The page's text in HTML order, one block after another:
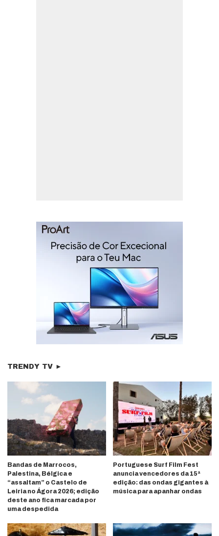
TRENDY TV ►
Bandas de Marrocos,
Palestina, Bélgica e
“assaltam” o Castelo de
Leiria no Ágora 2026; edição
deste ano fica marcada por
uma despedida
Portuguese Surf Film Fest
anuncia vencedores da 15ª
edição: das ondas gigantes à
música para apanhar ondas